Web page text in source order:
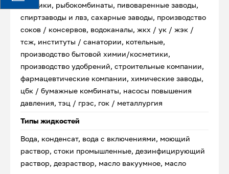
фабрики, рыбокомбинаты, пивоваренные заводы,
спиртзаводы и лвз, сахарные заводы, производство
соков / консервов, водоканалы, жкх / ук / жэк /
тсж, институты / санатории, котельные,
производство бытовой химии/косметики,
производство удобрений, строительные компании,
фармацевтические компании, химические заводы,
цбк / бумажные комбинаты, насосы повышения
давления, тэц / грэс, гок / металлургия
Типы жидкостей
Вода, конденсат, вода с включениями, моющий
раствор, стоки промышленные, дезинфицирующий
раствор, дезраствор, масло вакуумное, масло